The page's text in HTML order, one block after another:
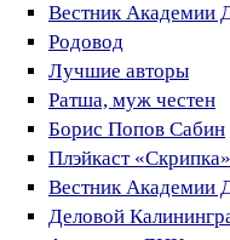
Вестник Академии
Родовод
Лучшие авторы
Ратша, муж честен
Борис Попов Сабин
Плэйкаст «Скрипка»
Вестник Академии
Деловой